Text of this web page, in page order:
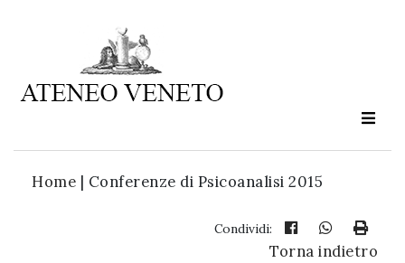
Home | Conferenze di Psicoanalisi 2015
Condividi:
Torna indietro
Ateneo
è
cultura